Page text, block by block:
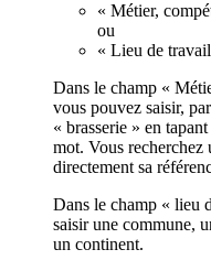
« Métier,
ou
« Lieu de
Dans le champ «
vous pouvez saisir,
« brasserie » en
mot. Vous recherchez
directement sa
Dans le champ « lieu
saisir une commune,
un continent.